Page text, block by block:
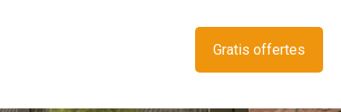
Gratis offertes